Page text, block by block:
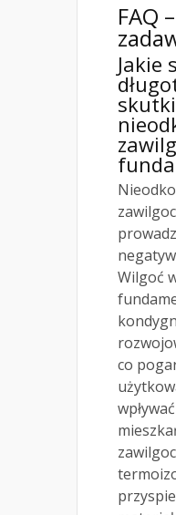
FAQ
Jakie
skutki
Wilgoć
co